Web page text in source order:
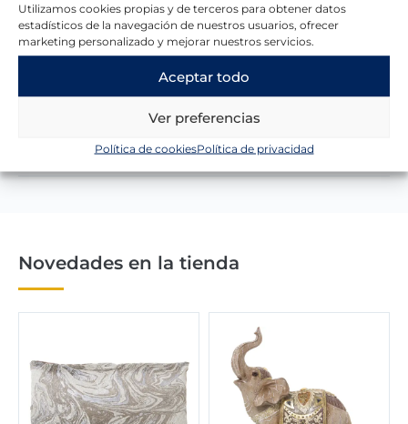
Utilizamos cookies propias y de terceros para obtener datos
estadísticos de la navegación de nuestros usuarios, ofrecer
marketing personalizado y mejorar nuestros servicios.
Aceptar todo
Ver preferencias
Política de cookiesPolítica de privacidad
Lo que dicen nuestros clientes
Escribir una reseña
Novedades en la tienda